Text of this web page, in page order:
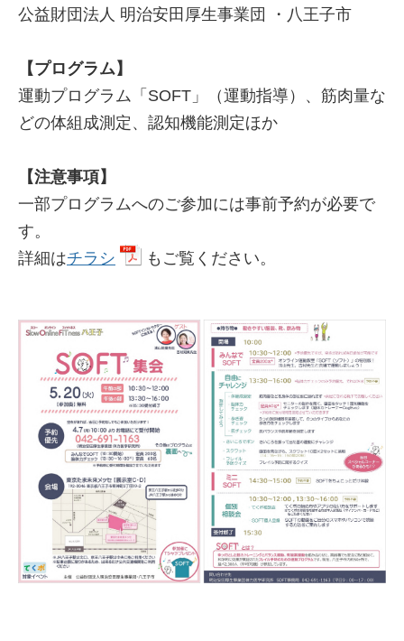
公益財団法人 明治安田厚生事業団 ・八王子市
【プログラム】
運動プログラム「SOFT」（運動指導）、筋肉量な
どの体組成測定、認知機能測定ほか
【注意事項】
一部プログラムへのご参加には事前予約が必要で
す。
詳細はチラシ もご覧ください。